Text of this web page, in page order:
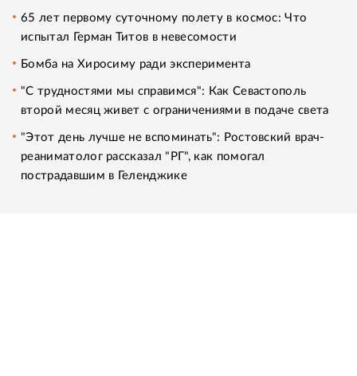
65 лет первому суточному полету в космос: Что
испытал Герман Титов в невесомости
Бомба на Хиросиму ради эксперимента
"С трудностями мы справимся": Как Севастополь
второй месяц живет с ограничениями в подаче света
"Этот день лучше не вспоминать": Ростовский врач-
реаниматолог рассказал "РГ", как помогал
пострадавшим в Геленджике